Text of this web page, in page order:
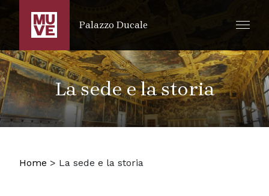
SALTA AL CONTENUTO PRINCIPALE
Palazzo Ducale
La sede e la storia
Home > La sede e la storia